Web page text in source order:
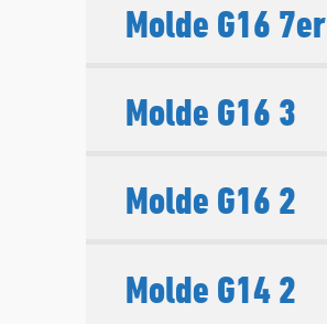
Molde G16 7er
Molde G16 3
Molde G16 2
Molde G14 2